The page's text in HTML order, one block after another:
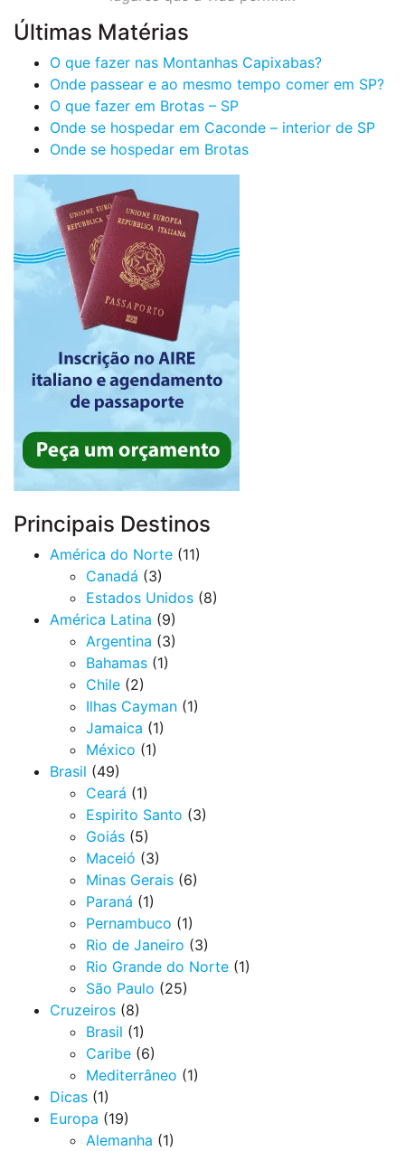
Últimas Matérias
O que fazer nas Montanhas Capixabas?
Onde passear e ao mesmo tempo comer em SP?
O que fazer em Brotas – SP
Onde se hospedar em Caconde – interior de SP
Onde se hospedar em Brotas
Principais Destinos
América do Norte (11)
Canadá (3)
Estados Unidos (8)
América Latina (9)
Argentina (3)
Bahamas (1)
Chile (2)
Ilhas Cayman (1)
Jamaica (1)
México (1)
Brasil (49)
Ceará (1)
Espirito Santo (3)
Goiás (5)
Maceió (3)
Minas Gerais (6)
Paraná (1)
Pernambuco (1)
Rio de Janeiro (3)
Rio Grande do Norte (1)
São Paulo (25)
Cruzeiros (8)
Brasil (1)
Caribe (6)
Mediterrâneo (1)
Dicas (1)
Europa (19)
Alemanha (1)